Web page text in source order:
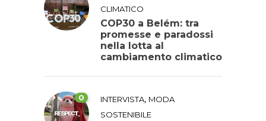
CLIMATICO
COP30 a Belém: tra
promesse e paradossi
nella lotta al
cambiamento climatico
0 INTERVISTA, MODA
SOSTENIBILE